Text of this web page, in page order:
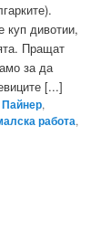
куп дивотии,
Пращат
за да
[...]
Пайнер,
работа,